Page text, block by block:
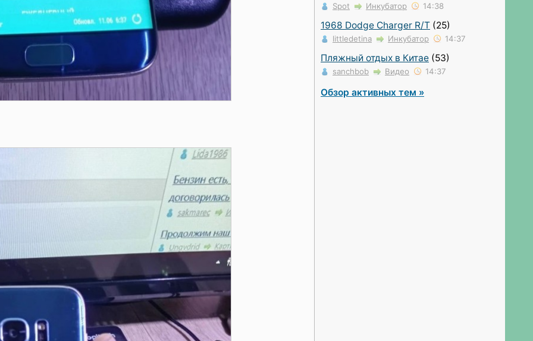
Spot Инкубатор 14:38
1968 Dodge Charger R/T (25)
littledetina Инкубатор 14:37
Пляжный отдых в Китае (53)
sanchbob Видео 14:37
Обзор активных тем »